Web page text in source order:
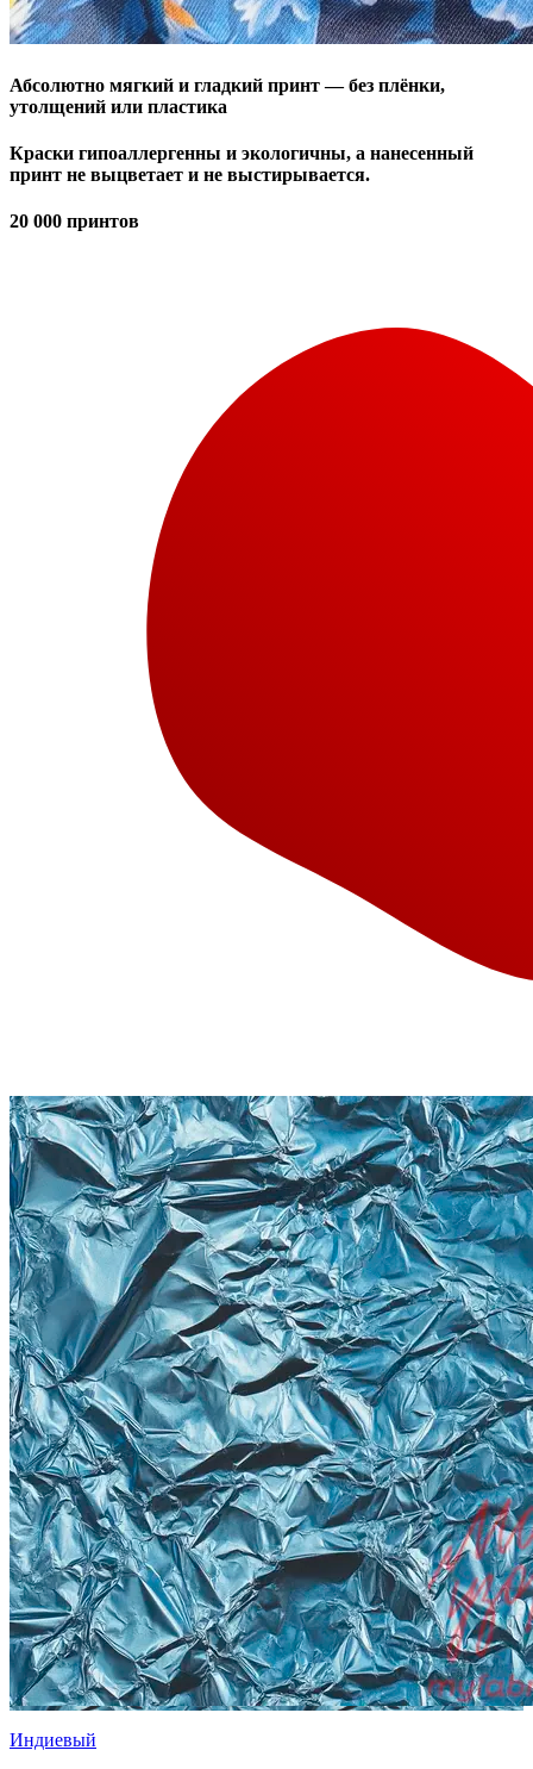
Абсолютно мягкий и гладкий принт— без плёнки,
утолщений или пластика
Краски гипоаллергенны и экологичны, а нанесенный
принт не выцветает и не выстирывается.
20 000 принтов
Индиевый